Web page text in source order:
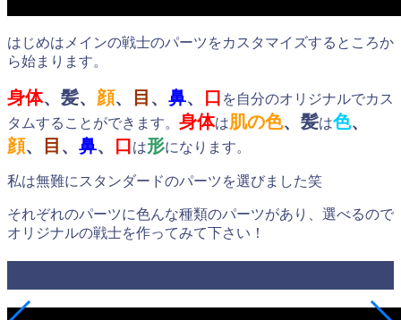
はじめはメインの戦士のパーツをカスタマイズするところか
ら始まります。
身体、髪、 顔、 目 、 鼻、 口 を自分のオリジナルでカス
タムすることができます。 身体は肌の色、髪は色、
顔、 目 、 鼻、 口 は形になります。
私は無難にスタンダードのパーツを選びました笑
それぞれのパーツに色んな種類のパーツがあり、選べるので
オリジナルの戦士を作ってみて下さい！